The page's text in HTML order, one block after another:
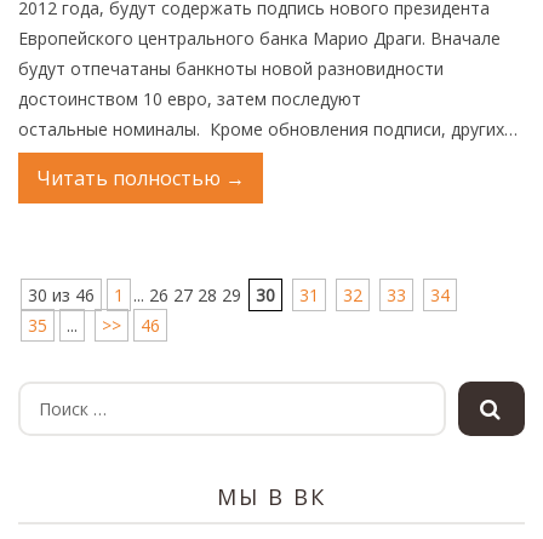
2012 года, будут содержать подпись нового президента
Европейского центрального банка Марио Драги. Вначале
будут отпечатаны банкноты новой разновидности
достоинством 10 евро, затем последуют
остальные номиналы. Кроме обновления подписи, других…
Читать полностью →
30 из 46 1 ... 26 27 28 29 30 31 32 33
34
35
... >> 46
МЫ В ВК